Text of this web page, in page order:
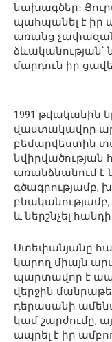
նախագծեր։
պահպանել է իր
առանց
ձևականության՝
մարդուն իր
1991 թվականին
վաստակավոր
բեմարվեստին
առանձնանում է
գծագրությամբ,
բնականությամբ,
և ներշնչել
Ստեփանյանը
կարող միայն
պարտավոր է
վերջին
դերասանի
կամ շարժումը,
ապրել է իր